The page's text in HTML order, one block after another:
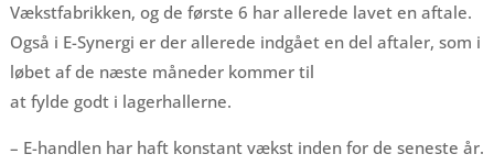
Vækstfabrikken, og de første 6 har allerede lavet en aftale.
Også i E-Synergi er der allerede indgået en del aftaler, som i
løbet af de næste måneder kommer til
at fylde godt i lagerhallerne.
– E-handlen har haft konstant vækst inden for de seneste år.